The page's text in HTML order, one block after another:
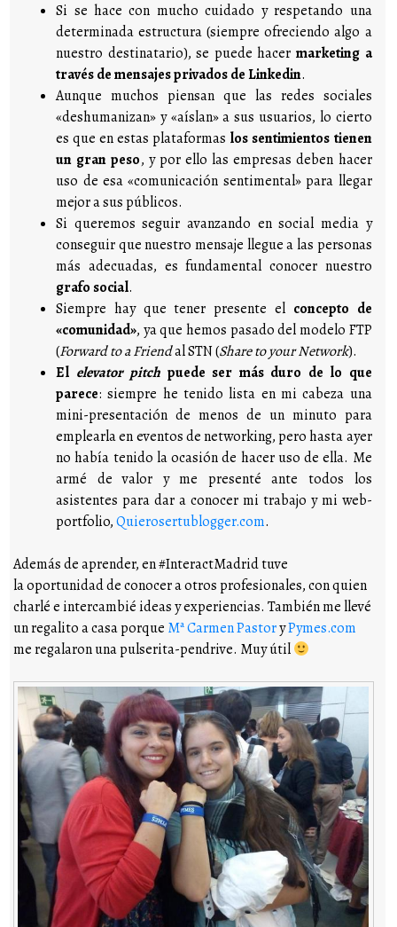
Si se hace con mucho cuidado y respetando una
determinada estructura (siempre ofreciendo algo a
nuestro destinatario), se puede hacer marketing a
través de mensajes privados de Linkedin.
Aunque muchos piensan que las redes sociales
«deshumanizan» y «aíslan» a sus usuarios, lo cierto
es que en estas plataformas los sentimientos tienen
un gran peso, y por ello las empresas deben hacer
uso de esa «comunicación sentimental» para llegar
mejor a sus públicos.
Si queremos seguir avanzando en social media y
conseguir que nuestro mensaje llegue a las personas
más adecuadas, es fundamental conocer nuestro
grafo social.
Siempre hay que tener presente el concepto de
«comunidad», ya que hemos pasado del modelo FTP
(Forward to a Friendal STN (Share to your Network).
El elevator pitch puede ser más duro de lo que
parece: siempre he tenido lista en mi cabeza una
mini-presentación de menos de un minuto para
emplearla en eventos de networking, pero hasta ayer
no había tenido la ocasión de hacer uso de ella. Me
armé de valor y me presenté ante todos los
asistentes para dar a conocer mi trabajo y mi web-
portfolio,Quierosertublogger.com.
Además de aprender, en #InteractMadrid tuve
la oportunidad de conocer a otros profesionales, con quien
charlé e intercambié ideas y experiencias. También me llevé
un regalito a casa porque Mª Carmen PastoryPymes.com
me regalaron una pulserita-pendrive. Muy útil